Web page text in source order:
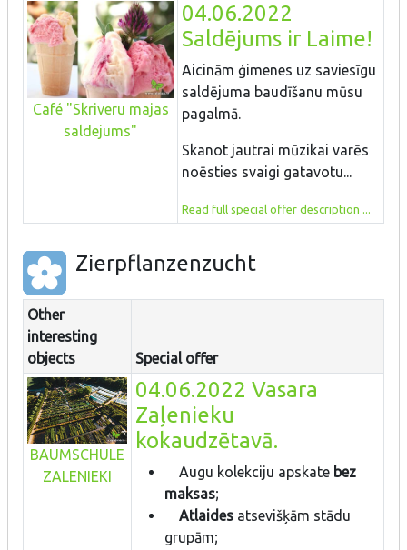
Café "Skriveru majas
saldejums"
04.06.2022
Saldējums ir Laime!
Aicinām ģimenes uz saviesīgu
saldējuma baudīšanu mūsu
pagalmā.
Skanot jautrai mūzikai varēs
noēsties svaigi gatavotu...
Read full special offer description ...
Zierpflanzenzucht
Other
interesting
objects
Special offer
BAUMSCHULE
ZALENIEKI
04.06.2022 Vasara
Zaļenieku
kokaudzētavā.
Augu kolekciju apskate bez
maksas;
Atlaides atsevišķām stādu
grupām;